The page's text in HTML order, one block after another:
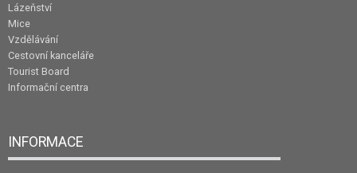
Lázeňství
Mice
Vzdělávání
Cestovní kanceláře
Tourist Board
Informační centra
INFORMACE